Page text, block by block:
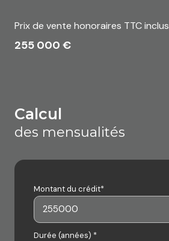
Prix de vente honoraires TTC inclus
255 000 €
calcul
des mensualités
Montant du crédit*
Durée (années) *